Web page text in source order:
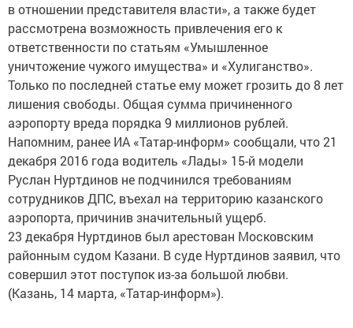
в отношении представителя власти», а также будет
рассмотрена возможность привлечения его к
ответственности по статьям «Умышленное
уничтожение чужого имущества» и «Хулиганство».
Только по последней статье ему может грозить до 8 лет
лишения свободы. Общая сумма причиненного
аэропорту вреда порядка 9 миллионов рублей.
Напомним, ранее ИА «Татар-информ» сообщали, что 21
декабря 2016 года водитель «Лады» 15-й модели
Руслан Нуртдинов не подчинился требованиям
сотрудников ДПС, въехал на территорию казанского
аэропорта, причинив значительный ущерб.
23 декабря Нуртдинов был арестован Московским
районным судом Казани. В суде Нуртдинов заявил, что
совершил этот поступок из-за большой любви.
(Казань, 14 марта, «Татар-информ»).